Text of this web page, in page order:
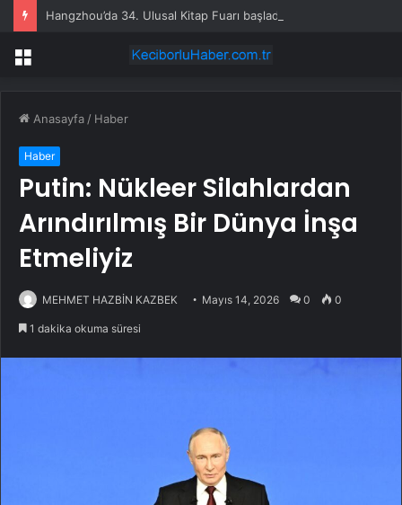
Hangzhou’da 34. Ulusal Kitap Fuarı başladı
Menü
Anasayfa / Haber
Haber
Putin: Nükleer Silahlardan
Arındırılmış Bir Dünya İnşa
Etmeliyiz
MEHMET HAZBİN KAZBEK Mayıs 14, 2026 0 0
1 dakika okuma süresi